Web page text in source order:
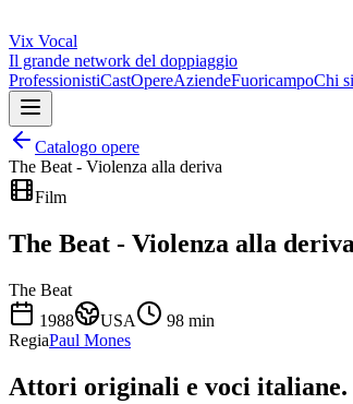
Vix Vocal
Il grande network del doppiaggio
ProfessionistiCastOpereAziendeFuoricampoChi
Catalogo opere
The Beat - Violenza alla deriva
Film
The Beat - Violenza alla deriva
The Beat
1988
USA 98 min
RegiaPaul Mones
Attori originali e voci italiane.